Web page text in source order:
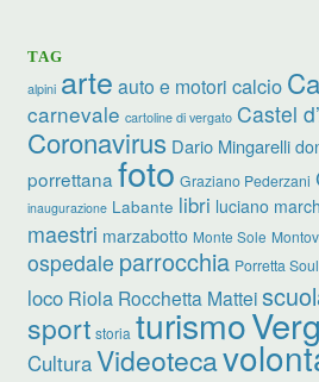
TAG
alpini arte auto e motori calcio
carnevale cartoline di vergato Castel
Coronavirus Dario Mingarelli
porrettana foto Graziano Pederzani
inaugurazione Labante libri luciano
maestri marzabotto Monte Sole
ospedale parrocchia Porretta
loco Riola Rocchetta Mattei
sport storia turismo
CulturaVideoteca